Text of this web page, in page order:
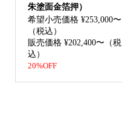
朱塗面金箔押）
希望小売価格 ¥253,000〜
（税込）
販売価格 ¥202,400〜（税
込）
20%OFF